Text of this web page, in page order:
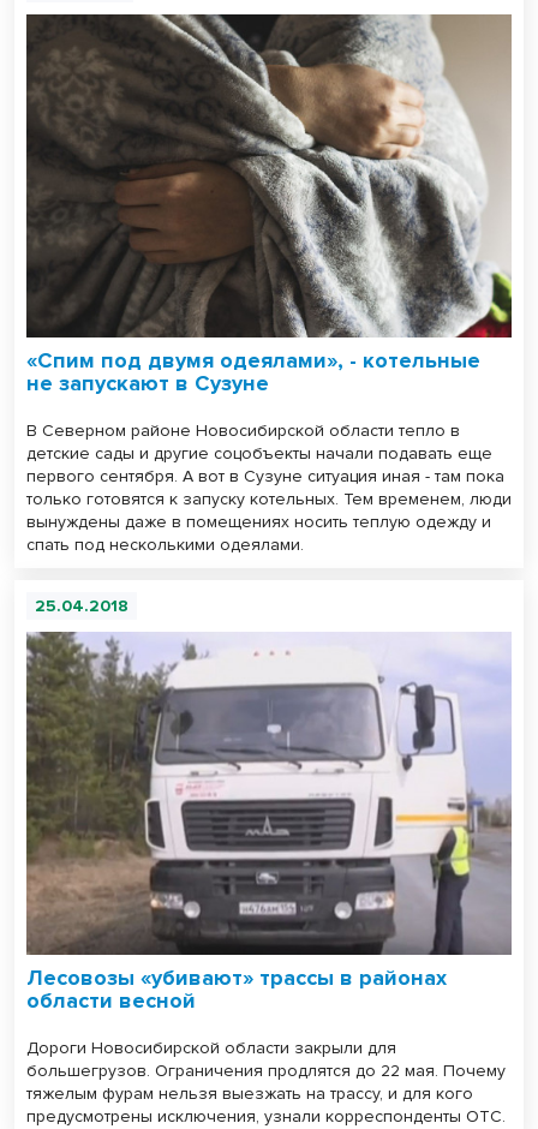
«Спим под двумя одеялами», - котельные
не запускают в Сузуне
В Северном районе Новосибирской области тепло в
детские сады и другие соцобъекты начали подавать еще
первого сентября. А вот в Сузуне ситуация иная - там пока
только готовятся к запуску котельных. Тем временем, люди
вынуждены даже в помещениях носить теплую одежду и
спать под несколькими одеялами.
25.04.2018
Лесовозы «убивают» трассы в районах
области весной
Дороги Новосибирской области закрыли для
большегрузов. Ограничения продлятся до 22 мая. Почему
тяжелым фурам нельзя выезжать на трассу, и для кого
предусмотрены исключения, узнали корреспонденты ОТС.